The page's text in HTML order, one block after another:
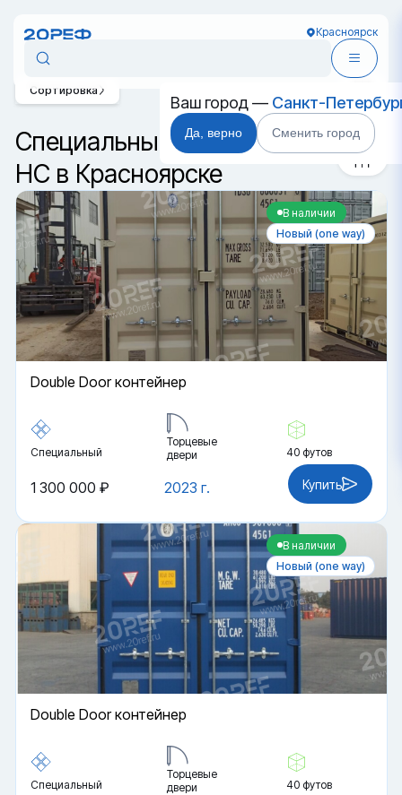
Красноярск
Ваш город — Санкт-
Да, верно Сменить город
Специальные контейнеры
HC в Красноярске
Сортировка
В наличии
Новый (one way)
Double Door контейнер
Специальный
Торцевые
двери
40 футов
2023 г.
1 300 000 ₽ Купить
В наличии
Новый (one way)
Double Door контейнер
Специальный
Торцевые
двери
40 футов